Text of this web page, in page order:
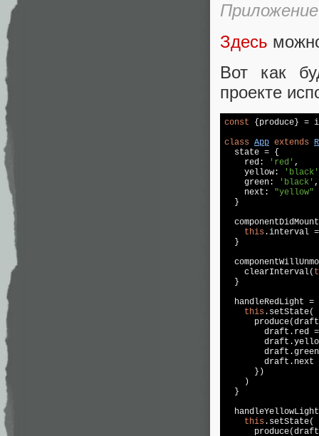
Здесь
Вот как
проекте
const {produce} =
class App extends
state = {
red:
'red' ,
yellow:
'black'
green:
'black' ,
next: "yellow"
}
this .interval
}
clearInterval(
}
handleRedLight
this .setState(
produce(draft
draft.red
draft.next
})
)
}
this .setState(
produce(draft